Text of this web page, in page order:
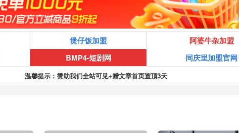
煲仔饭加盟
阿婆牛杂加盟
BMP4-短剧网 同庆里加盟官网
温馨提示：赞助我们全站可见+赠文章首页置顶3天